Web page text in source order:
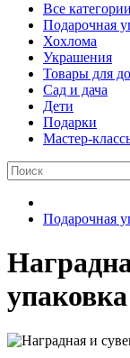
Все категории
Подарочная
Хохлома
Украшения
Товары для
Сад и дача
Дети
Подарки
Мастер-
Подарочная